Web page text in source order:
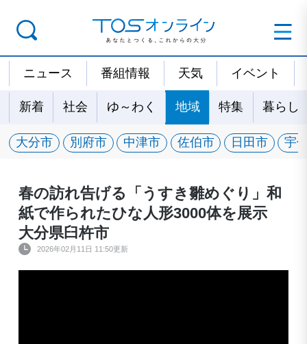
ニュース 番組情報 天気 イベント
新着 社会 ゆ～わく 地域 特集 暮らし
大分市 別府市 中津市 佐伯市 日田市 宇
春の訪れ告げる「うすき雛めぐり」和
紙で作られたひな人形3000体を展示
大分県臼杵市
2026年02月11日 11:50更新